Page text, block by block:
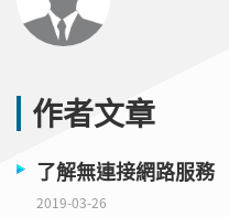
作者文章
了解無連接網路服
2019-03-26